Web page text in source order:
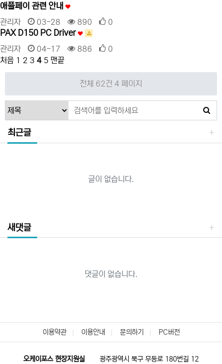
애플페이 관련 안내
관리자 03-28 890 0
PAX D150 PC Driver
관리자 04-17 886
0
처음 1 2 3 4 5 맨끝
전체 62건 4 페이지
최근글
글이 없습니다.
새댓글
댓글이 없습니다.
이용약관 이용안내 문의하기 PC버전
오케이포스 현장지원실 광주광역시 북구 무등로 180번길 12